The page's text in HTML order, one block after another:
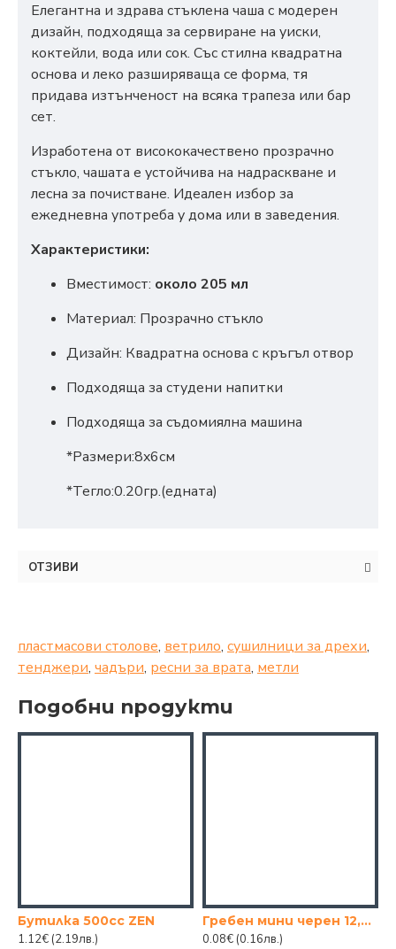
Елегантна и здрава стъклена чаша с модерен
дизайн, подходяща за сервиране на уиски,
коктейли, вода или сок. Със стилна квадратна
основа и леко разширяваща се форма, тя
придава изтънченост на всяка трапеза или бар
сет.
Изработена от висококачествено прозрачно
стъкло, чашата е устойчива на надраскване и
лесна за почистване. Идеален избор за
ежедневна употреба у дома или в заведения.
Характеристики:
Вместимост: около 205 мл
Материал: Прозрачно стъкло
Дизайн: Квадратна основа с кръгъл отвор
Подходяща за студени напитки
Подходяща за съдомиялна машина
*Размери:8x6см
*Тегло:0.20гр.(едната)
ОТЗИВИ
пластмасови столове, ветрило, сушилници за дрехи,
тенджери, чадъри, ресни за врата, метли
Подобни продукти
Бутилка 500сс ZEN
1.12€ (2.19лв.)
Гребен мини черен 12,5см.
0.08€ (0.16лв.)